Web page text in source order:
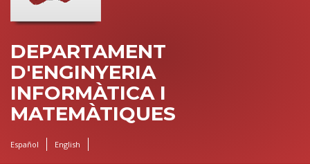
Plans d'acollida per a PDI i PTGAS
RECERCA
DEPARTAMENT
D'ENGINYERIA
INFORMÀTICA I
MATEMÀTIQUES
Español English